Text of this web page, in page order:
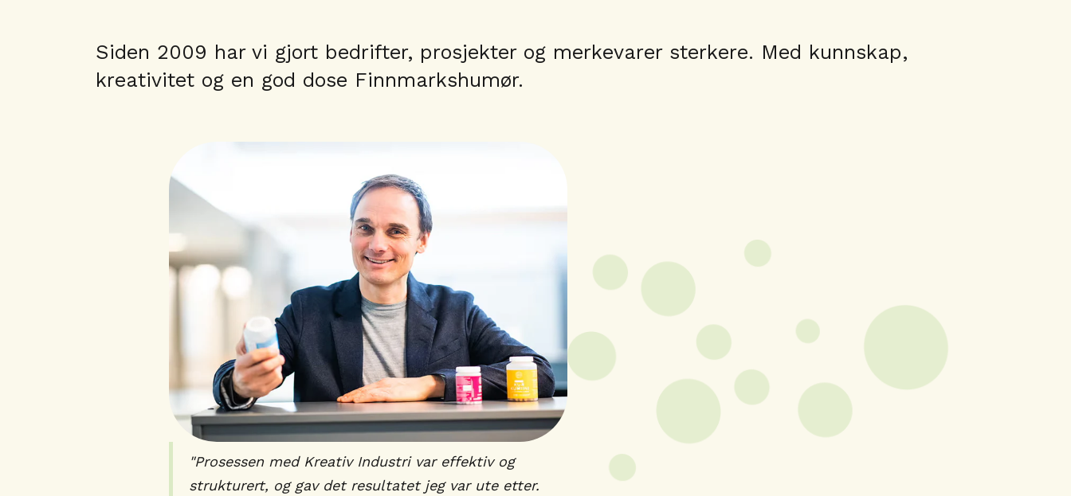
Siden 2009 har vi gjort bedrifter, prosjekter og merkevarer sterkere. Med kunnskap,
kreativitet og en god dose Finnmarkshumør.
"Prosessen med Kreativ Industri var effektiv og
strukturert, og gav det resultatet jeg var ute etter.